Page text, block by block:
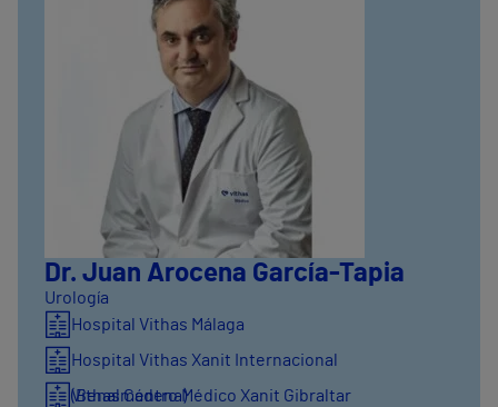
Dr. Juan Arocena García-Tapia
Urología
Hospital Vithas Málaga
Hospital Vithas Xanit Internacional
(Benalmádena)
Vithas Centro Médico Xanit Gibraltar